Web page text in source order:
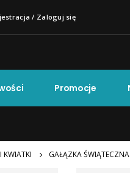
/ Zaloguj się
Promocje
KWIATKI GAŁĄZKA